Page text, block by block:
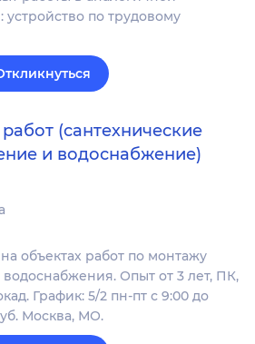
по трудовому
(сантехнические
и водоснабжение)
объектах работ по монтажу
Опыт от 3 лет, ПК,
График: 5/2 пн-пт с 9:00 до
Москва, МО.